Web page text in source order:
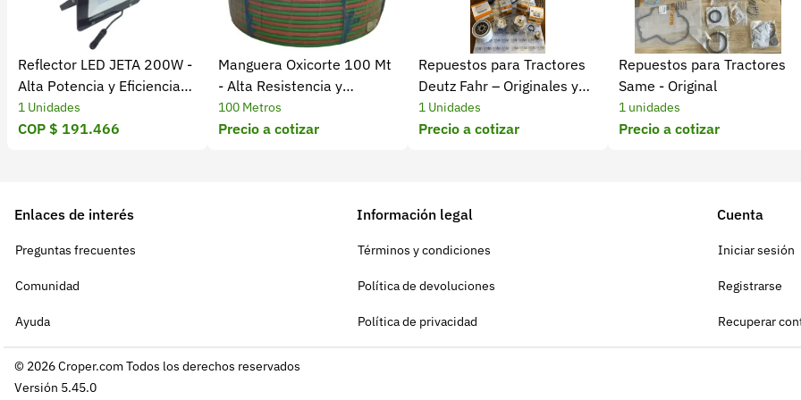
Reflector LED JETA 200W -
Alta Potencia y Eficiencia
Energética
1 Unidades
COP $ 191.466
Manguera Oxicorte 100 Mt
- Alta Resistencia y
Durabilidad
100 Metros
Precio a cotizar
Repuestos para Tractores
Deutz Fahr – Originales y
Homologados
1 Unidades
Precio a cotizar
Repuestos para Tractores
Same - Original
1 unidades
Precio a cotizar
Enlaces de interés
Preguntas frecuentes
Comunidad
Ayuda
Información legal
Términos y condiciones
Política de devoluciones
Política de privacidad
Cuenta
Iniciar sesión
Registrarse
Recuperar
© 2026 Croper.com Todos los derechos reservados
Versión 5.45.0